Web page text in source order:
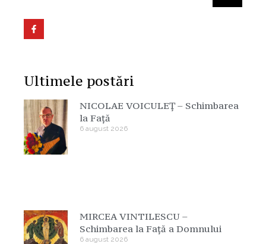
Ultimele postări
NICOLAE VOICULEȚ – Schimbarea
la Față
6 august 2026
MIRCEA VINTILESCU –
Schimbarea la Față a Domnului
6 august 2026